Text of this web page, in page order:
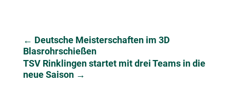
← Deutsche Meisterschaften im 3D
Blasrohrschießen
TSV Rinklingen startet mit drei Teams in die
neue Saison→